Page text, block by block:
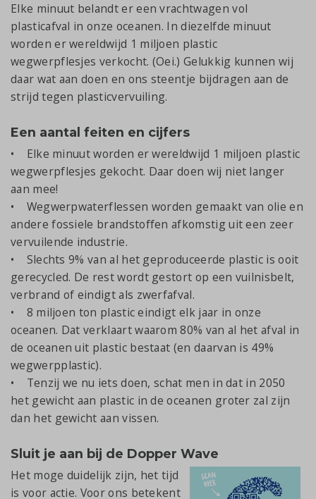
Elke minuut belandt er een vrachtwagen vol
plasticafval in onze oceanen. In diezelfde minuut
worden er wereldwijd 1 miljoen plastic
wegwerpflesjes verkocht. (Oei.) Gelukkig kunnen wij
daar wat aan doen en ons steentje bijdragen aan de
strijd tegen plasticvervuiling.
Een aantal feiten en cijfers
• Elke minuut worden er wereldwijd 1 miljoen plastic
wegwerpflesjes gekocht. Daar doen wij niet langer
aan mee!
• Wegwerpwaterflessen worden gemaakt van olie en
andere fossiele brandstoffen afkomstig uit een zeer
vervuilende industrie.
• Slechts 9% van al het geproduceerde plastic is ooit
gerecycled. De rest wordt gestort op een vuilnisbelt,
verbrand of eindigt als zwerfafval.
• 8 miljoen ton plastic eindigt elk jaar in onze
oceanen. Dat verklaart waarom 80% van al het afval in
de oceanen uit plastic bestaat (en daarvan is 49%
wegwerpplastic).
• Tenzij we nu iets doen, schat men in dat in 2050
het gewicht aan plastic in de oceanen groter zal zijn
dan het gewicht aan vissen.
Sluit je aan bij de Dopper Wave
Het moge duidelijk zijn, het tijd
is voor actie. Voor ons betekent